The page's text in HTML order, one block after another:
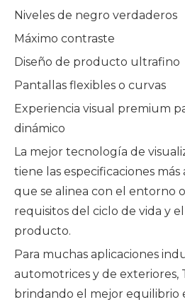
Niveles de negro verdaderos
Máximo contraste
Diseño de producto ultrafino
Pantallas flexibles o curvas
Experiencia visual premium
dinámico
La mejor tecnología de
tiene las especificaciones más
que se alinea con el entorno
requisitos del ciclo de vida y
producto.
Para muchas aplicaciones
automotrices y de exteriores,
brindando el mejor equilibrio